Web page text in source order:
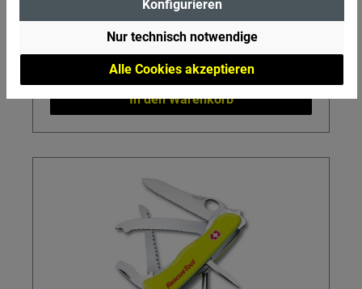
Alle Cookies akzeptieren
Nur technisch notwendige
Konfigurieren
Regulärer Preis:
In den Warenkorb